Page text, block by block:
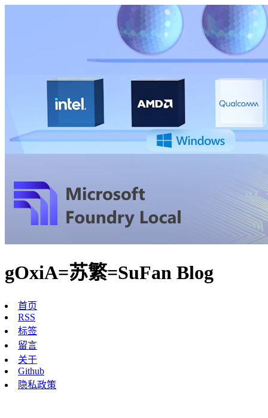
gOxiA=苏繁=SuFan Blog
首页
RSS
标签
留言
关于
Github
隐私政策